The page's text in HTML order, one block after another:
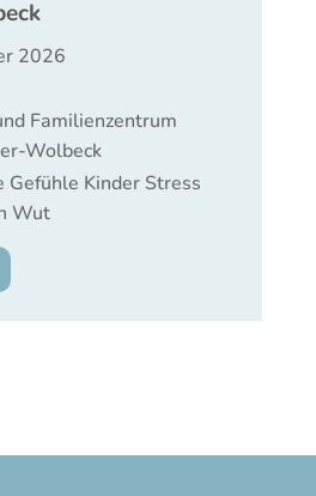
2026
Familienzentrum
Wolbeck
Gefühle Kinder Stress
Wut